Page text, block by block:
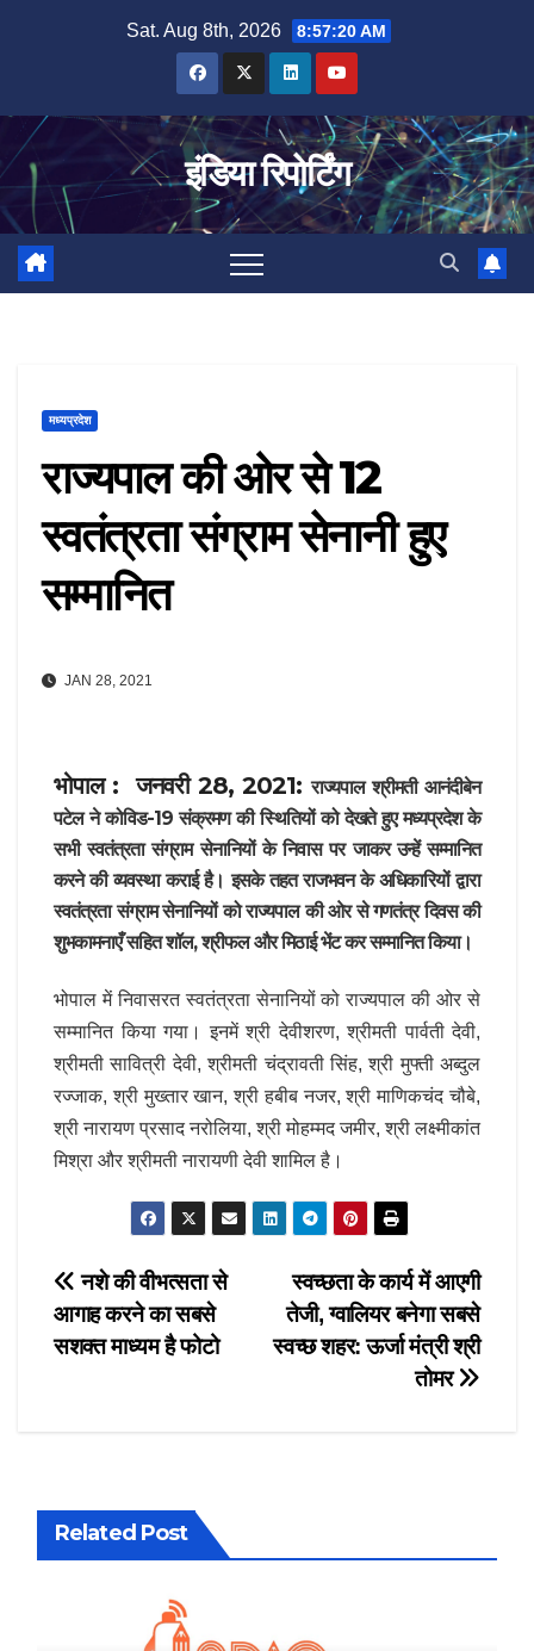
Sat. Aug 8th, 2026 8:57:21 AM
इंडिया रिपोर्टिंग
मध्यप्रदेश
राज्यपाल की ओर से 12
स्वतंत्रता संग्राम सेनानी हुए
सम्मानित
JAN 28, 2021
भोपाल : जनवरी 28, 2021:राज्यपाल श्रीमती आनंदीबेन
पटेल ने कोविड-19 संक्रमण की स्थितियों को देखते हुए मध्यप्रदेश के
सभी स्वतंत्रता संग्राम सेनानियों के निवास पर जाकर उन्हें सम्मानित
करने की व्यवस्था कराई है। इसके तहत राजभवन के अधिकारियों द्वारा
स्वतंत्रता संग्राम सेनानियों को राज्यपाल की ओर से गणतंत्र दिवस की
शुभकामनाएँ सहित शॉल,श्रीफल और मिठाई भेंट कर सम्मानित किया।
भोपाल में निवासरत स्वतंत्रता सेनानियों को राज्यपाल की ओर से
सम्मानित किया गया। इनमें श्री देवीशरण, श्रीमती पार्वती देवी,
श्रीमती सावित्री देवी, श्रीमती चंद्रावती सिंह, श्री मुफ्ती अब्दुल
रज्जाक, श्री मुख्तार खान, श्री हबीब नजर, श्री माणिकचंद चौबे,
श्री नारायण प्रसाद नरोलिया, श्री मोहम्मद जमीर,श्री लक्ष्मीकांत
मिश्रा और श्रीमती नारायणी देवी शामिल है।
Post
navigation
स्वच्छता के कार्य में आएगी
तेजी, ग्वालियर बनेगा सबसे
स्वच्छ शहर: ऊर्जा मंत्री श्री
तोमर
नशे की वीभत्सता से
आगाह करने का सबसे
सशक्त माध्यम है फोटो
Related Post